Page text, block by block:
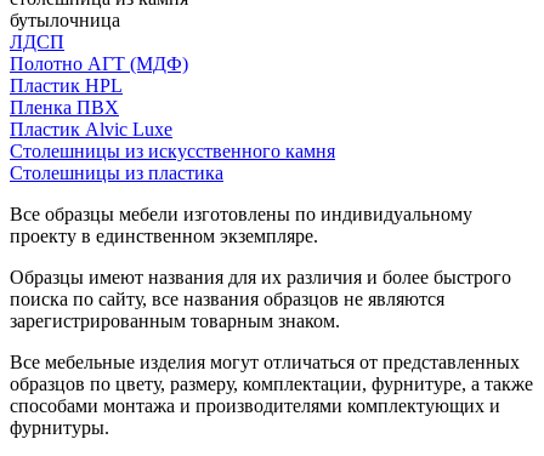
бутылочница
ЛДСП
Полотно АГТ (МДФ)
Пластик HPL
Пленка ПВХ
Пластик Alvic Luxe
Столешницы из искусственного камня
Столешницы из пластика
Все образцы мебели изготовлены по индивидуальному
проекту в единственном экземпляре.
Образцы имеют названия для их различия и более быстрого
поиска по сайту, все названия образцов не являются
зарегистрированным товарным знаком.
Все мебельные изделия могут отличаться от представленных
образцов по цвету, размеру, комплектации, фурнитуре, а также
способами монтажа и производителями комплектующих и
фурнитуры.